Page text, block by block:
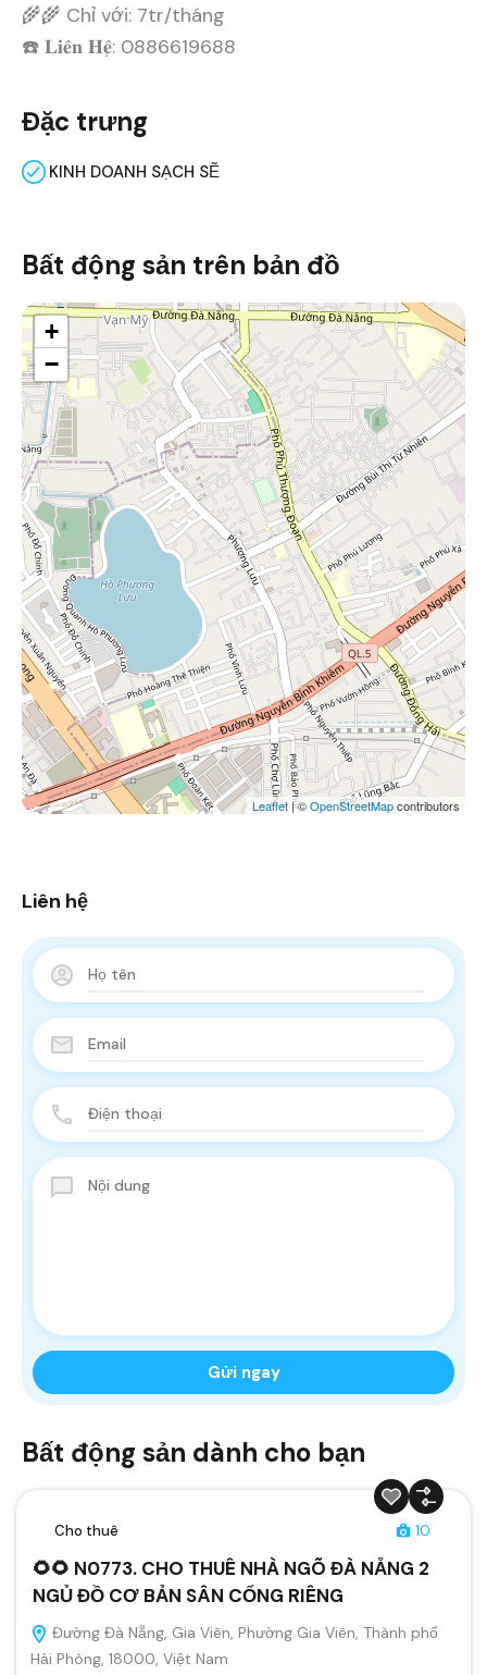
🌾🌾 Chỉ với: 7tr/tháng
☎️ 𝐋𝐢𝐞̂𝐧 𝐇𝐞̣̂: 0886619688
Đặc trưng
KINH DOANH SẠCH SẼ
Bất động sản trên bản đồ
+
−
Leaflet | ©OpenStreetMapcontributors
Liên hệ
Bất động sản dành cho bạn
Cho thuê 10
🌻🌻 N0773. CHO THUÊ NHÀ NGÕ ĐÀ NẴNG 2
NGỦ ĐỒ CƠ BẢN SÂN CỔNG RIÊNG
Đường Đà Nẵng, Gia Viên, Phường Gia Viên, Thành phố
Hải Phòng, 18000, Việt Nam